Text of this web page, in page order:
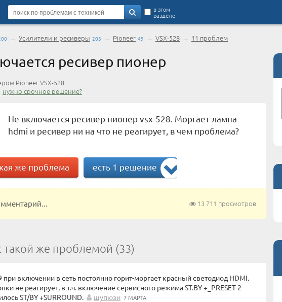
в этом
разделе
→ Усилители и ресиверы 203 → Pioneer 49 → VSX-528 → 11 проблем
ресивер пионер
Pioneer VSX-528
нужно срочное решение?
Не включается ресивер пионер vsx-528. Моргает лампа
hdmi и ресивер ни на что не реагирует, в чем проблема?
же проблема есть 1 решение
13 711 просмотров
такой же проблемой (33)
при включении в сеть постоянно горит-моргает красный светодиод HDMI.
не реагирует, в т.ч. включение сервисного режима ST.BY +_PRESET-2
ST/BY +SURROUND.
шупюзи 7 МАРТА